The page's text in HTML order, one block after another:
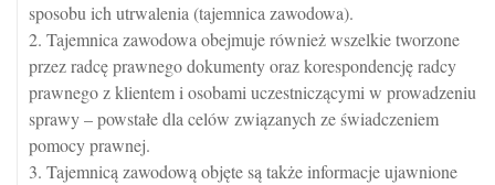
sposobu ich utrwalenia (tajemnica zawodowa).
2. Tajemnica zawodowa obejmuje również wszelkie tworzone
przez radcę prawnego dokumenty oraz korespondencję radcy
prawnego z klientem i osobami uczestniczącymi w prowadzeniu
sprawy – powstałe dla celów związanych ze świadczeniem
pomocy prawnej.
3. Tajemnicą zawodową objęte są także informacje ujawnione